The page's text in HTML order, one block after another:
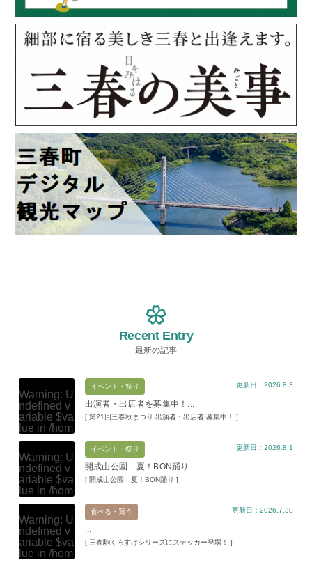
Recent Entry
最新の記事
Warning: U
ndefined v
ariable $va
lue in /hom
e/xs11945
9/miharuko
ma.com/pu
blic_html/w
p-content/t
hemes/mih
aru/templat
e-parts/pic
up.phpon l
ine19
Warning: A
イベント・祭り
出演者・出店者を募集中！...
[ 第21回三春秋まつり 出演者・出店者 募集中！ ]
更新日：2026.8.3
Warning: U
ndefined v
ariable $va
lue in /hom
e/xs11945
9/miharuko
ma.com/pu
blic_html/w
p-content/t
hemes/mih
イベント・祭り
開成山公園 夏！BON踊り...
[ 開成山公園 夏！BON踊り ]
更新日：2026.8.1
Warning: U
ndefined v
ariable $va
lue in /hom
食べる・買う
...
[ 三春駒くろすけシリーズにステッカー登場！ ]
更新日：2026.7.30